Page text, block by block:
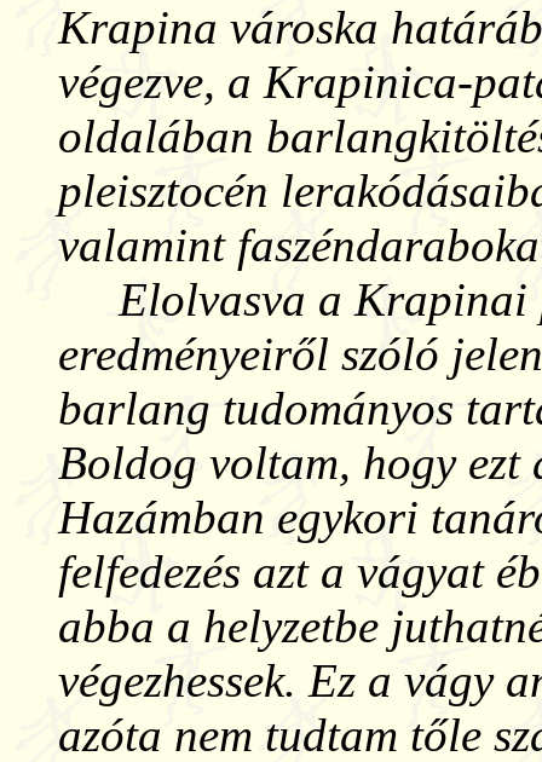
Krapina városka
végezve, a Krapinica-
oldalában
pleisztocén
valamint
Elolvasva a Krapinai
eredményeiről szóló
barlang tudományos
Boldog voltam, hogy ezt
Hazámban egykori
felfedezés azt a vágyat
abba a helyzetbe
végezhessek. Ez a vágy
azóta nem tudtam tőle